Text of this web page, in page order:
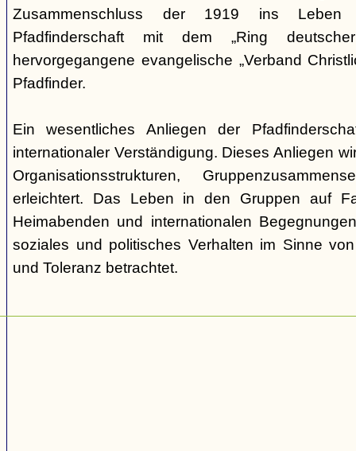
Zusammenschluss der 1919 ins Leben
Pfadfinderschaft mit dem „Ring deutscher
hervorgegangene evangelische „Verband
Pfadfinder.
Ein wesentliches Anliegen der
internationaler Verständigung. Dieses Anliegen
Organisationsstrukturen,
erleichtert. Das Leben in den Gruppen auf
Heimabenden und internationalen
soziales und politisches Verhalten im Sinne
und Toleranz betrachtet.